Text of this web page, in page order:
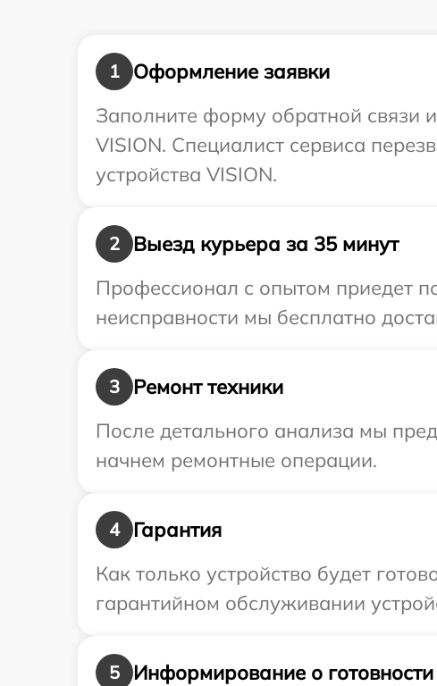
1
Оформление заявки
Заполните форму обратной связи
VISION. Специалист сервиса
устройства VISION.
2
Выезд курьера за 35 минут
Профессионал с опытом приедет
неисправности мы бесплатно
3
Ремонт техники
После детального анализа мы
начнем ремонтные операции.
4
Гарантия
Как только устройство будет
гарантийном обслуживании
5
Информирование о готовности